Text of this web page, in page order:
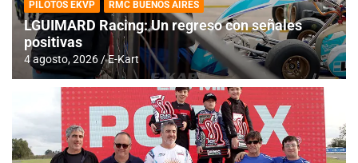
PILOTOS EKVP RMC BUENOS AIRES
LGUIMARD Racing: Un regreso con señales
positivas
4 agosto, 2026 E-Kart